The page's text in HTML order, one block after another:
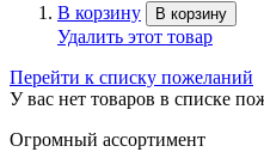
В корзину В корзину
Удалить этот товар
Перейти к списку пожеланий
У вас нет товаров в списке
Огромный ассортимент